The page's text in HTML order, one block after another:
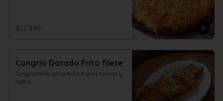
$12.990
Congrio Dorado Frito filete
Congrio filete pasado en huevo, harina y
aliños